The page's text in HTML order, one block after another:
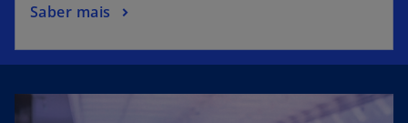
Saber mais